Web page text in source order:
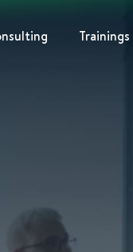
Trainings